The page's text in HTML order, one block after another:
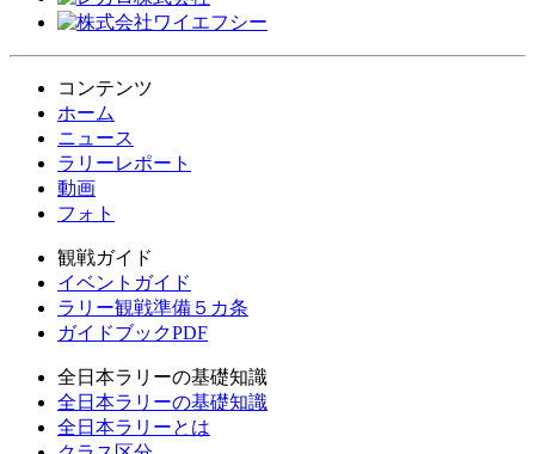
コンテンツ
ホーム
ニュース
ラリーレポート
動画
フォト
観戦ガイド
イベントガイド
ラリー観戦準備５カ条
ガイドブックPDF
全日本ラリーの基礎知識
全日本ラリーの基礎知識
全日本ラリーとは